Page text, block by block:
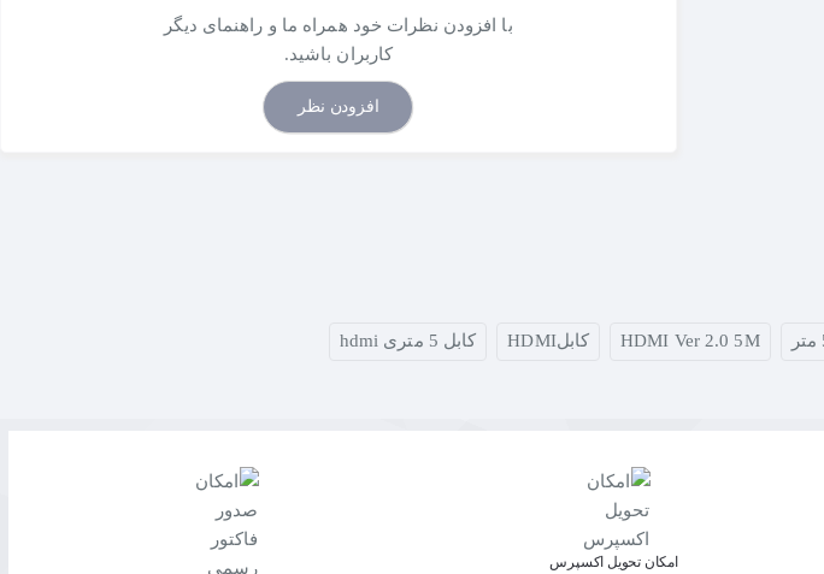
با افزودن نظرات خود همراه ما و راهنمای دیگر
کاربران باشید.
افزودن نظر
HDMI Ver 2.0 5M کابلHDMI کابل 5 متری hdmi
اﻣﮑﺎن ﺗﺤﻮﯾﻞ اﮐﺴﭙﺮس